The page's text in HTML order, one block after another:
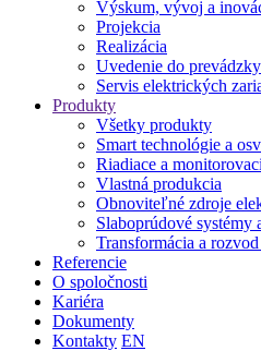
Výskum, vývoj a
Projekcia
Realizácia
Uvedenie do prevádzky
Servis elektrických
Produkty
Všetky produkty
Smart technológie a
Riadiace a
Vlastná produkcia
Obnoviteľné zdroje
Slaboprúdové systémy
Transformácia a
Referencie
O spoločnosti
Kariéra
Dokumenty
Kontakty EN